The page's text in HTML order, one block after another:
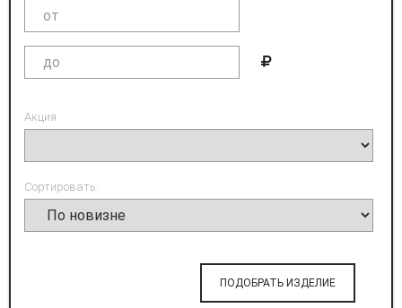
Акция:
Сортировать:
ПОДОБРАТЬ ИЗДЕЛИЕ